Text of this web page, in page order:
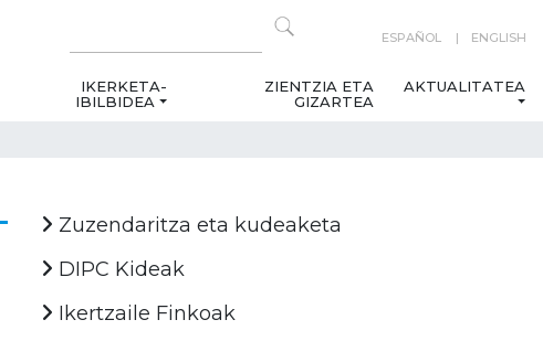
ESPAÑOL ENGLISH
IKERKETA-
IBILBIDEA
ZIENTZIA ETA
GIZARTEA
AKTUALITATEA
Zuzendaritza eta kudeaketa
DIPC Kideak
Ikertzaile Finkoak